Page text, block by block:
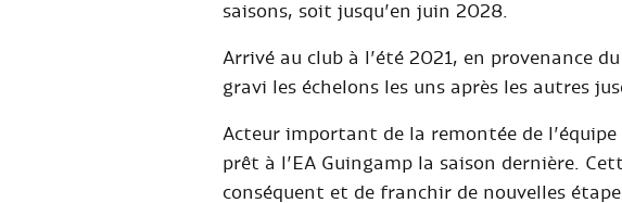
saisons, soit jusqu’en juin 2028.
Arrivé au club à l’été 2021, en provenance
gravi les échelons les uns après les autres
Acteur important de la remontée de
prêt à l’EA Guingamp la saison dernière.
conséquent et de franchir de nouvelles